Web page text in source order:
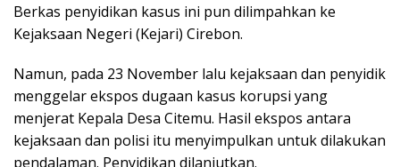
Berkas penyidikan kasus ini pun dilimpahkan ke
Kejaksaan Negeri (Kejari) Cirebon.
Namun, pada 23 November lalu kejaksaan dan penyidik
menggelar ekspos dugaan kasus korupsi yang
menjerat Kepala Desa Citemu. Hasil ekspos antara
kejaksaan dan polisi itu menyimpulkan untuk dilakukan
pendalaman. Penyidikan dilanjutkan.